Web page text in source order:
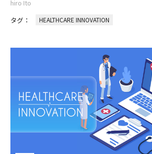
hiro Ito
タグ：
HEALTHCARE INNOVATION